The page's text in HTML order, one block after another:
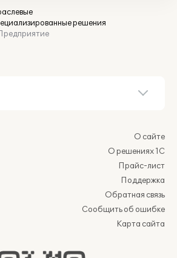
решения
О сайте
О решениях 1С
Прайс-лист
Поддержка
Обратная связь
Сообщить об ошибке
Карта сайта